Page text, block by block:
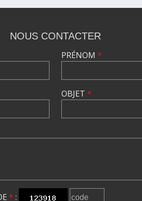
NOUS CONTACTER
PRÉNOM *
OBJET *
* :